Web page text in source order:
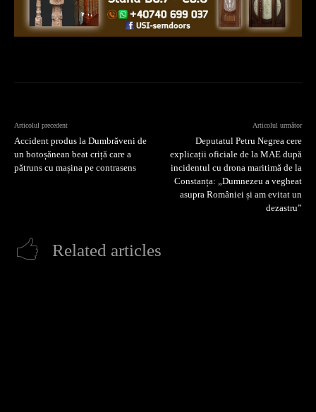
Articolul precedent
Accident produs la Dumbrăveni de
un botoșănean beat criță care a
pătruns cu mașina pe contrasens
Articolul următor
Deputatul Petru Negrea cere
explicații oficiale de la MAE după
incidentul cu drona maritimă de la
Constanța: „Dumnezeu a vegheat
asupra României și am evitat un
dezastru”
Related articles